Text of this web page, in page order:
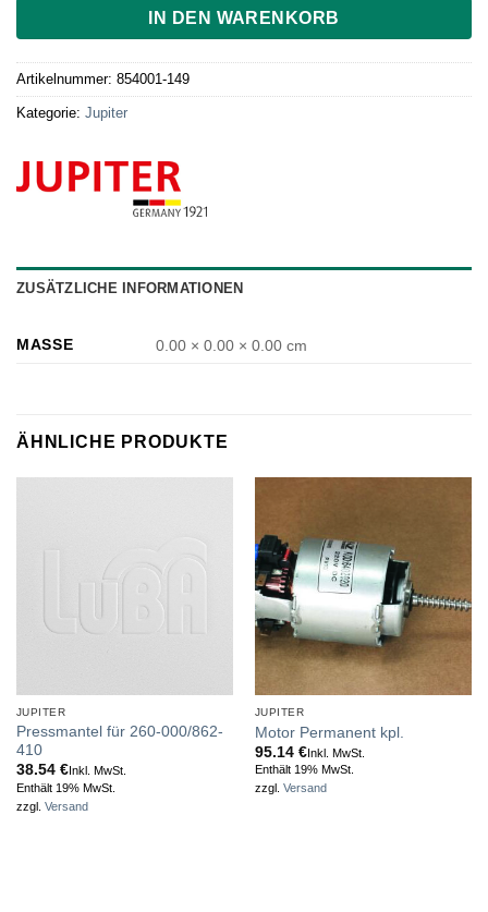
IN DEN WARENKORB
Artikelnummer: 854001-149
Kategorie: Jupiter
ZUSÄTZLICHE INFORMATIONEN
MASSE 0.00 × 0.00 × 0.00 cm
ÄHNLICHE PRODUKTE
JUPITER
Pressmantel für 260-000/862-
410
38.54 €Inkl. MwSt.
Enthält 19% MwSt.
zzgl. Versand
JUPITER
Motor Permanent kpl.
95.14 €Inkl. MwSt.
Enthält 19% MwSt.
zzgl. Versand